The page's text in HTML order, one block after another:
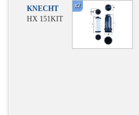
KNECHT
HX 151KIT
x2